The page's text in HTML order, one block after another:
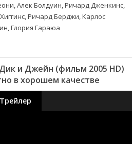
Алек Болдуин, Ричард Дженкинс,
Ричард Берджи, Карлос
Глория Гараюа
и Джейн (фильм 2005 HD)
в хорошем качестве
Трейлер